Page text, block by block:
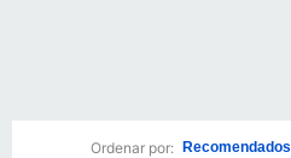
Ordenar por: Recomendados